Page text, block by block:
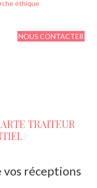
éthique
NOUS CONTACTER
TRAITEUR
vos réceptions